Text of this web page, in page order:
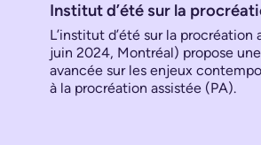
Institut d’été sur la
L’institut d’été sur la procréation
juin 2024, Montréal) propose
avancée sur les enjeux
à la procréation assistée (PA).